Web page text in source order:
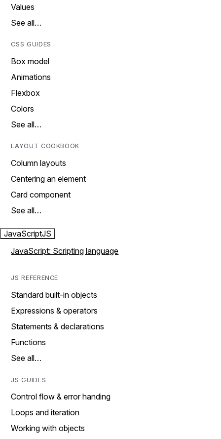
Values
See all…
CSS GUIDES
Box model
Animations
Flexbox
Colors
See all…
LAYOUT COOKBOOK
Column layouts
Centering an element
Card component
See all…
JavaScriptJS
JavaScript: Scripting language
JS REFERENCE
Standard built-in objects
Expressions & operators
Statements & declarations
Functions
See all…
JS GUIDES
Control flow & error handing
Loops and iteration
Working with objects